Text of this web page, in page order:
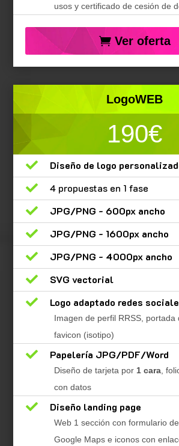
usos y certificado de cesión de
Ver oferta
LogoWEB
190€

Diseño de logo

4 propuestas en 1 fase

JPG/PNG - 600px ancho

JPG/PNG - 1600px ancho

JPG/PNG - 4000px ancho

SVG vectorial

Logo adaptado redes
Imagen de perfil RRSS, portada
favicon (isotipo)
 Papelería JPG/PDF/Word
Diseño de tarjeta por 1 cara,
con datos
 Diseño landing page
Web 1 sección con formulario
Google Maps e iconos con